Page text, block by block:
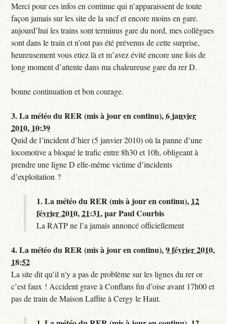
Merci pour ces infos en continue qui n’apparaissent de toute
façon jamais sur les site de la sncf et encore moins en gare.
aujourd’hui les trains sont terminus gare du nord, mes collègues
sont dans le train et n’ont pas été prévenus de cette surprise,
heureusement vous etiez là et m’avez évité encore une fois de
long moment d’attente dans ma chaleureuse gare du rer D.
bonne continuation et bon courage.
3.La météo du RER (mis à jour en continu),6 janvier
2010, 10:39
Quid de l’incident d’hier (5 janvier 2010) où la panne d’une
locomotive a bloqué le trafic entre 8h30 et 10h, obligeant à
prendre une ligne D elle-même victime d’incidents
d’exploitation ?
1.La météo du RER (mis à jour en continu), 12
février 2010, 21:31,parPaul Courbis
La RATP ne l’a jamais annoncé officiellement
4.La météo du RER (mis à jour en continu),9 février 2010,
18:52
La site dit qu’il n’y a pas de problème sur les lignes du rer or
c’est faux ! Accident grave à Conflans fin d’oise avant 17h00 et
pas de train de Maison Laffite à Cergy le Haut.